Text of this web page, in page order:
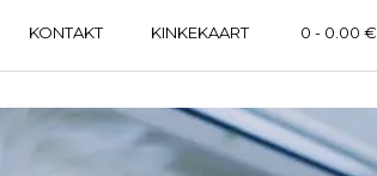
KONTAKT KINKEKAART 0 - 0.00 €